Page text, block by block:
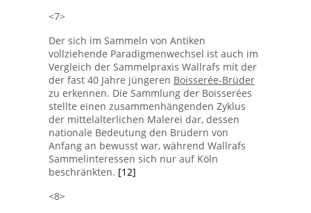
<7>
Der sich im Sammeln von Antiken
vollziehende Paradigmenwechsel ist auch im
Vergleich der Sammelpraxis Wallrafs mit der
der fast 40 Jahre jüngeren Boisserée-Brüder
zu erkennen. Die Sammlung der Boisserées
stellte einen zusammenhängenden Zyklus
der mittelalterlichen Malerei dar, dessen
nationale Bedeutung den Brüdern von
Anfang an bewusst war, während Wallrafs
Sammelinteressen sich nur auf Köln
beschränkten. [12]
<8>